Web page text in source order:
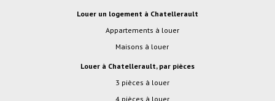
Louer un logement à Chatellerault
Appartements à louer
Maisons à louer
Louer à Chatellerault, par pièces
3 pièces à louer
4 pièces à louer